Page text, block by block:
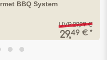
BBQ System
UVP 29,99 €
29,49 € *